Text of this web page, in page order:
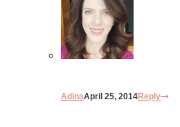
AdinaApril 25, 2014Reply